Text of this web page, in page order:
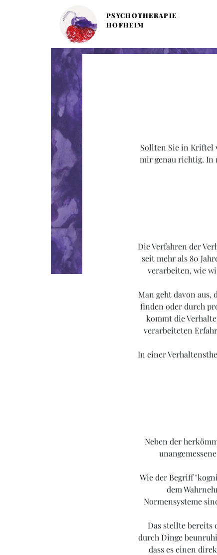
PSYCHOTHERAPIE
HOFHEIM
Sollten Sie in Kriftel
mir genau richtig. In
Die Verfahren der
seit mehr als 80
verarbeiten, wie
Man geht davon
finden oder durch
kommt die
verarbeiteten
In einer
Neben der
Wie der Begriff
dem
Normensysteme
Das stellte bereits
durch Dinge
dass es einen